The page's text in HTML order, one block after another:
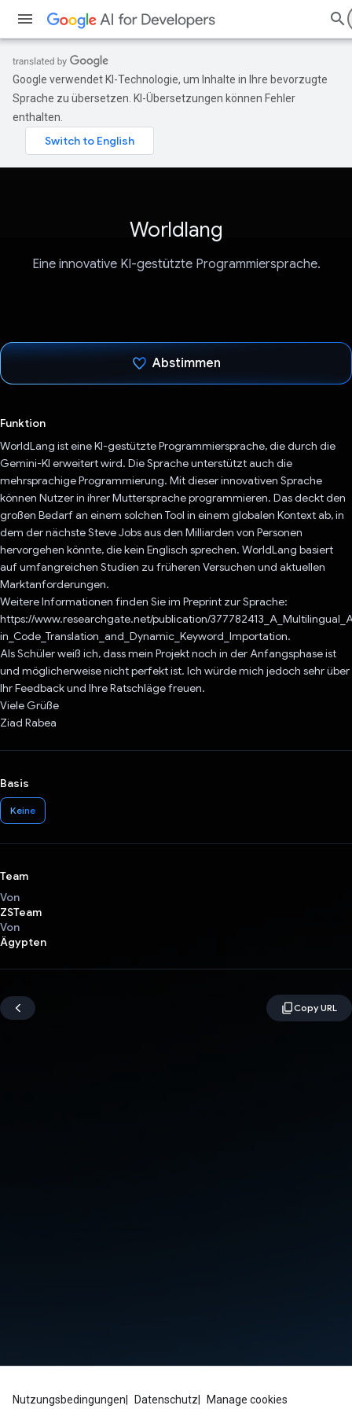
Google verwendet KI-Technologie, um Inhalte in Ihre bevorzugte
Sprache zu übersetzen. KI-Übersetzungen können Fehler
enthalten.
Worldlang
Eine innovative KI-gestützte Programmiersprache.
Abstimmen
Funktion
WorldLang ist eine KI-gestützte Programmiersprache, die durch die
Gemini-KI erweitert wird. Die Sprache unterstützt auch die
mehrsprachige Programmierung. Mit dieser innovativen Sprache
können Nutzer in ihrer Muttersprache programmieren. Das deckt den
großen Bedarf an einem solchen Tool in einem globalen Kontext ab, in
dem der nächste Steve Jobs aus den Milliarden von Personen
hervorgehen könnte, die kein Englisch sprechen. WorldLang basiert
auf umfangreichen Studien zu früheren Versuchen und aktuellen
Marktanforderungen.
Weitere Informationen finden Sie im Preprint zur Sprache:
https://www.researchgate.net/publication/
in_Code_Translation_and_Dynamic_Keyword_Importation.
Als Schüler weiß ich, dass mein Projekt noch in der Anfangsphase ist
und möglicherweise nicht perfekt ist. Ich würde mich jedoch sehr über
Ihr Feedback und Ihre Ratschläge freuen.
Viele Grüße
Ziad Rabea
Basis
Keine
Team
Von
ZSTeam
Von
Ägypten
Nutzungsbedingungen Datenschutz Manage cookies